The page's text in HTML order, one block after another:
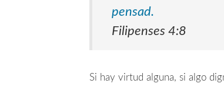
pensad.
Filipenses 4:8
Si hay virtud alguna, si algo